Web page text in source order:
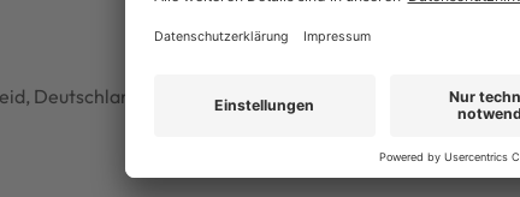
Deutschland